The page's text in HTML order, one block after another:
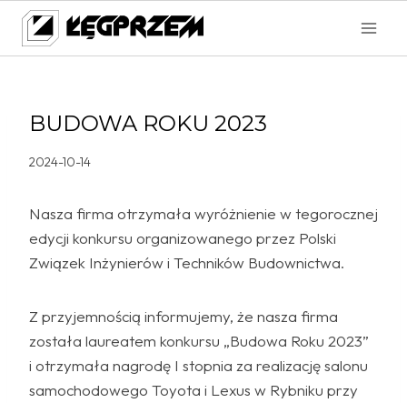
Przejdź
treści
BUDOWA ROKU 2023
2024-10-14
Nasza firma otrzymała wyróżnienie w tegorocznej
edycji konkursu organizowanego przez Polski
Związek Inżynierów i Techników Budownictwa.
Z przyjemnością informujemy, że nasza firma
została laureatem konkursu „Budowa Roku 2023”
i otrzymała nagrodę I stopnia za realizację salonu
samochodowego Toyota i Lexus w Rybniku przy